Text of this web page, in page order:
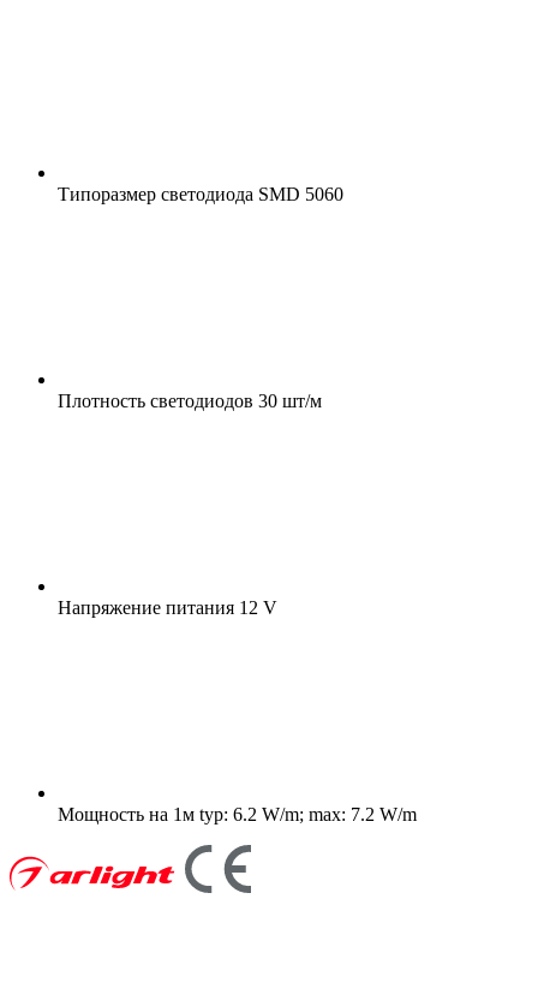
Типоразмер светодиода SMD 5060
Плотность светодиодов 30 шт/м
Напряжение питания 12 V
Мощность на 1м typ: 6.2 W/m; max: 7.2 W/m